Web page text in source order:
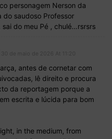
personagem Nerson da
do saudoso Professor
sai do meu Pé , chulé…rsrsrs
antes de cornetar com
lê direito e procura
da reportagem porque a
escrita e lúcida para bom
in the medium, from